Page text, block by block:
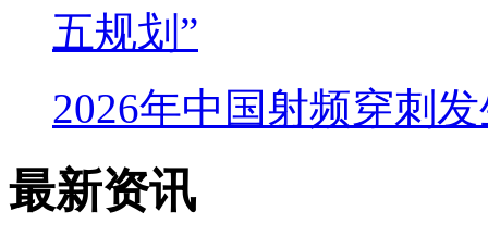
五规划”
2026年中国射频穿刺
最新资讯